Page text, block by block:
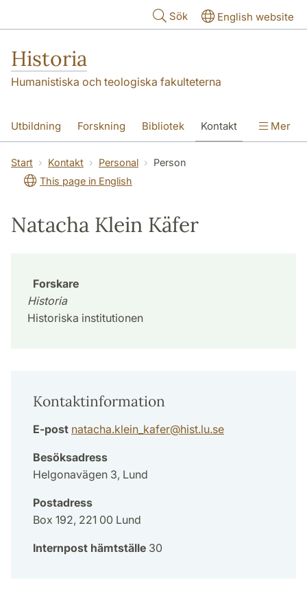
Sök English website
Historia
Humanistiska och teologiska fakulteterna
Utbildning Forskning Bibliotek Kontakt
Om oss
Mer
Start Kontakt Personal
Person
This page in English
Natacha Klein Käfer
Forskare
Historia
Historiska institutionen
Kontaktinformation
E-post natacha.klein_kafer@hist.lu.se
Besöksadress
Helgonavägen 3, Lund
Postadress
Box 192, 221 00 Lund
Internpost hämtställe 30